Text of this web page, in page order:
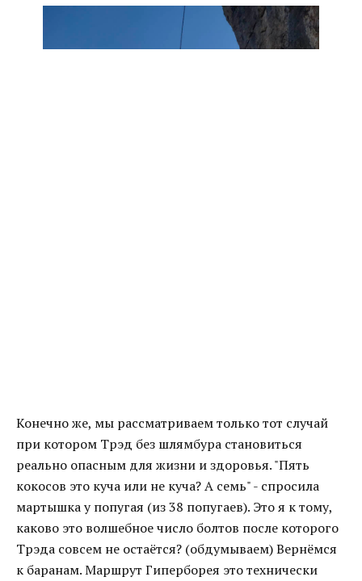
Конечно же, мы рассматриваем только тот случай
при котором Трэд без шлямбура становиться
реально опасным для жизни и здоровья. "Пять
кокосов это куча или не куча? А семь" - спросила
мартышка у попугая (из 38 попугаев). Это я к тому,
каково это волшебное число болтов после которого
Трэда совсем не остаётся? (обдумываем) Вернёмся
к баранам. Маршрут Гиперборея это технически